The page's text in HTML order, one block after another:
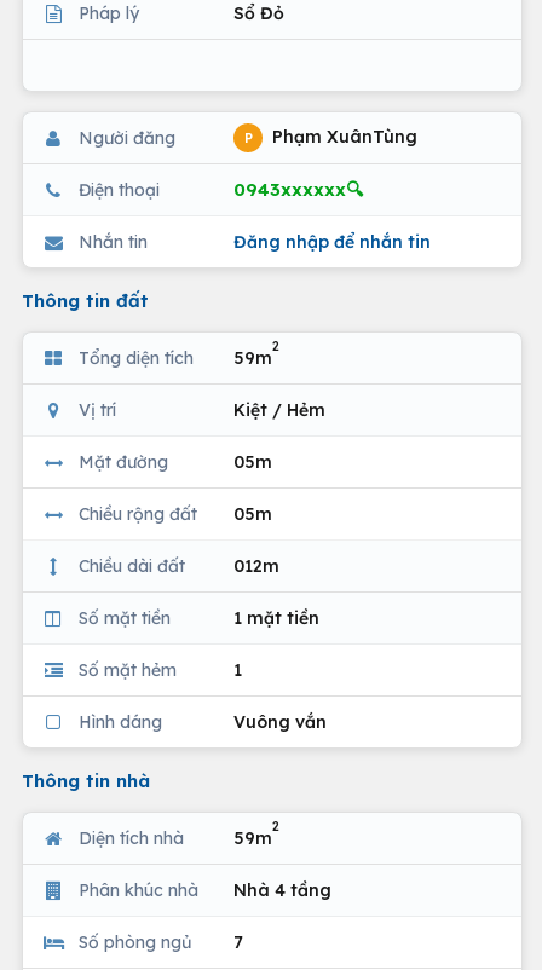
Pháp lý Sổ Đỏ
Người đăng P Phạm XuânTùng
Điện thoại 0943xxxxxx🔍
Nhắn tin Đăng nhập để nhắn tin
Thông tin đất
Tổng diện tích 59m
2
Vị trí Kiệt / Hẻm
Mặt đường 05m
Chiều rộng đất 05m
Chiều dài đất 012m
Số mặt tiền 1 mặt tiền
Số mặt hẻm 1
Hình dáng Vuông vắn
Thông tin nhà
Diện tích nhà 59m
2
Phân khúc nhà Nhà 4 tầng
Số phòng ngủ 7